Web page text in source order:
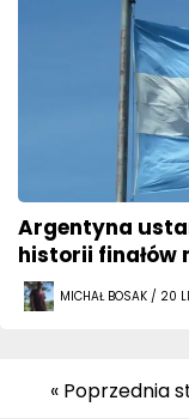
Argentyna
historii
MICHAŁ BOSAK / 20
« Poprzednia